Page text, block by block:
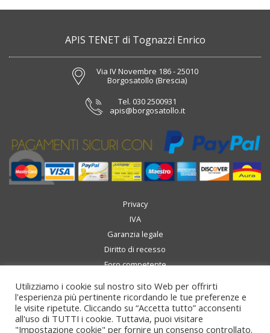
APIS TENET di Tognazzi Enrico
Via IV Novembre 186 - 25010
Borgosatollo (Brescia)
Tel. 030 2500931
apis@borgosatollo.it
Privacy
IVA
Garanzia legale
Diritto di recesso
Foro competente
© 2020 Apis Tenet di Tognazzi Enrico Cod. Fisc TGNNRC65C02B157M -
Utilizziamo i cookie sul nostro sito Web per offrirti
l'esperienza più pertinente ricordando le tue preferenze e
le visite ripetute. Cliccando su “Accetta tutto” acconsenti
all'uso di TUTTI i cookie. Tuttavia, puoi visitare
"Impostazione cookie" per fornire un consenso controllato.